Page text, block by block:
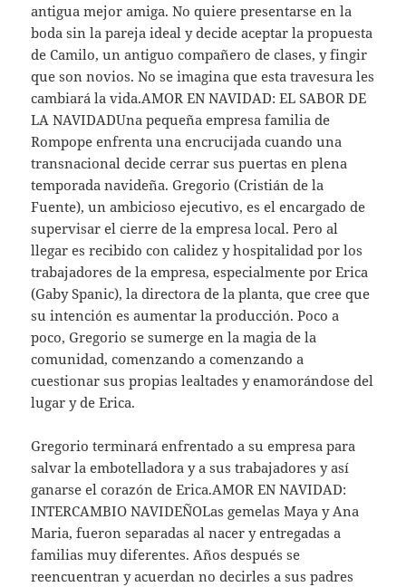
antigua mejor amiga. No quiere presentarse en la
boda sin la pareja ideal y decide aceptar la propuesta
de Camilo, un antiguo compañero de clases, y fingir
que son novios. No se imagina que esta travesura les
cambiará la vida.AMOR EN NAVIDAD: EL SABOR DE
LA NAVIDADUna pequeña empresa familia de
Rompope enfrenta una encrucijada cuando una
transnacional decide cerrar sus puertas en plena
temporada navideña. Gregorio (Cristián de la
Fuente), un ambicioso ejecutivo, es el encargado de
supervisar el cierre de la empresa local. Pero al
llegar es recibido con calidez y hospitalidad por los
trabajadores de la empresa, especialmente por Erica
(Gaby Spanic), la directora de la planta, que cree que
su intención es aumentar la producción. Poco a
poco, Gregorio se sumerge en la magia de la
comunidad, comenzando a comenzando a
cuestionar sus propias lealtades y enamorándose del
lugar y de Erica.
Gregorio terminará enfrentado a su empresa para
salvar la embotelladora y a sus trabajadores y así
ganarse el corazón de Erica.AMOR EN NAVIDAD:
INTERCAMBIO NAVIDEÑOLas gemelas Maya y Ana
Maria, fueron separadas al nacer y entregadas a
familias muy diferentes. Años después se
reencuentran y acuerdan no decirles a sus padres